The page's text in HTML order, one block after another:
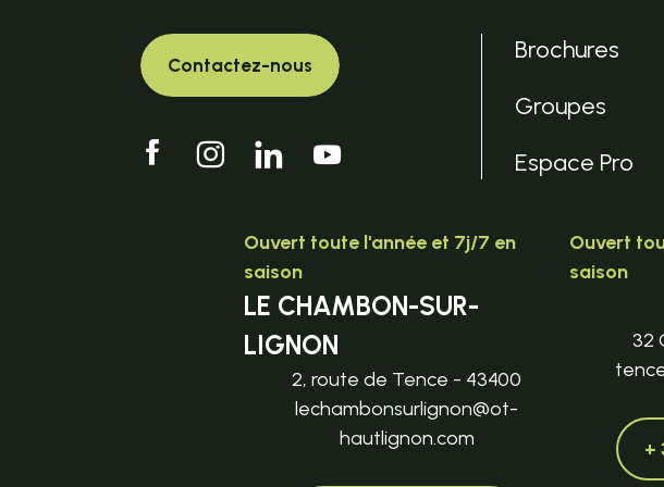
Contactez-nous
Brochures
Groupes
Espace Pro
Ouvert toute l'année et 7j/7 en
saison
LE CHAMBON-SUR-
LIGNON
2, route de Tence - 43400
lechambonsurlignon@ot-
hautlignon.com
Ouvert
saison
32
+